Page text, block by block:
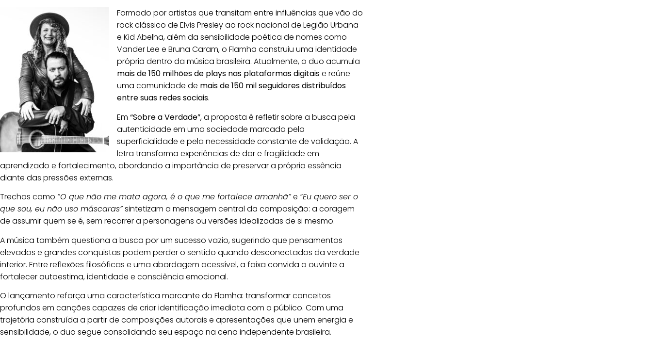
Formado por artistas que transitam entre influências que vão do
rock clássico de Elvis Presley ao rock nacional de Legião Urbana
e Kid Abelha, além da sensibilidade poética de nomes como
Vander Lee e Bruna Caram, o Flamha construiu uma identidade
própria dentro da música brasileira. Atualmente, o duo acumula
mais de 150 milhões de plays nas plataformas digitaise reúne
uma comunidade de mais de 150 mil seguidores distribuídos
entre suas redes sociais.
Em “Sobre a Verdade”, a proposta é refletir sobre a busca pela
autenticidade em uma sociedade marcada pela
superficialidade e pela necessidade constante de validação. A
letra transforma experiências de dor e fragilidade em
aprendizado e fortalecimento, abordando a importância de preservar a própria essência
diante das pressões externas.
Trechos como “O que não me mata agora, é o que me fortalece amanhã”e “Eu quero ser o
que sou, eu não uso máscaras”sintetizam a mensagem central da composição: a coragem
de assumir quem se é, sem recorrer a personagens ou versões idealizadas de si mesmo.
A música também questiona a busca por um sucesso vazio, sugerindo que pensamentos
elevados e grandes conquistas podem perder o sentido quando desconectados da verdade
interior. Entre reflexões filosóficas e uma abordagem acessível, a faixa convida o ouvinte a
fortalecer autoestima, identidade e consciência emocional.
O lançamento reforça uma característica marcante do Flamha: transformar conceitos
profundos em canções capazes de criar identificação imediata com o público. Com uma
trajetória construída a partir de composições autorais e apresentações que unem energia e
sensibilidade, o duo segue consolidando seu espaço na cena independente brasileira.